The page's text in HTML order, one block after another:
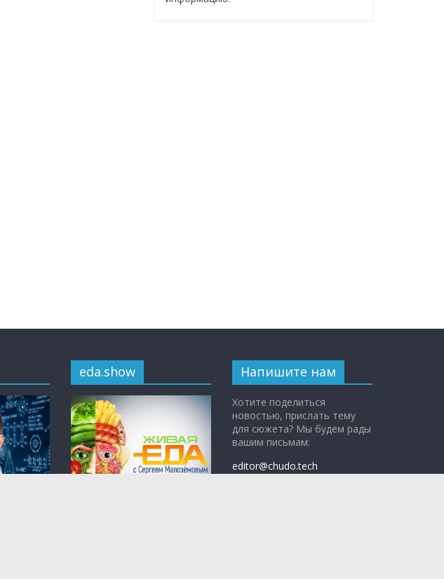
eda.show Напишите нам
Хотите поделиться
новостью, прислать тему
для сюжета? Мы будем рады
вашим письмам:
editor@chudo.tech